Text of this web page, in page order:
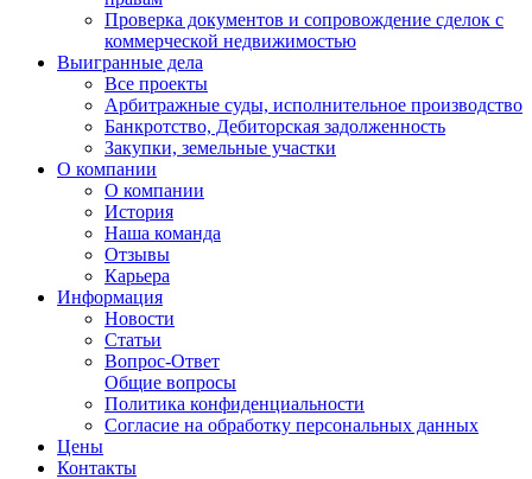
Проверка документов и сопровождение сделок с
коммерческой недвижимостью
Выигранные дела
Все проекты
Арбитражные суды, исполнительное производство
Банкротство, Дебиторская задолженность
Закупки, земельные участки
О компании
О компании
История
Наша команда
Отзывы
Карьера
Информация
Новости
Статьи
Вопрос-Ответ
Общие вопросы
Политика конфиденциальности
Согласие на обработку персональных данных
Цены
Контакты